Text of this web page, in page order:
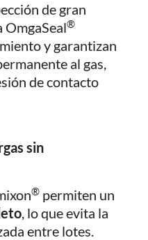
de gran
®
y garantizan
al gas,
de contacto
sin
® permiten un
, lo que evita la
entre lotes.